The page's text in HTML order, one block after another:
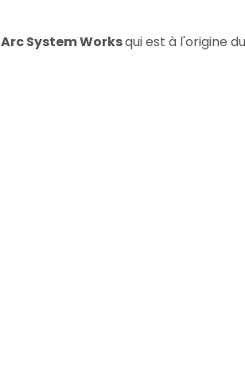
Arc System Worksqui est à l'origine